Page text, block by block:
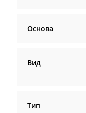
Основа
Вид
Тип